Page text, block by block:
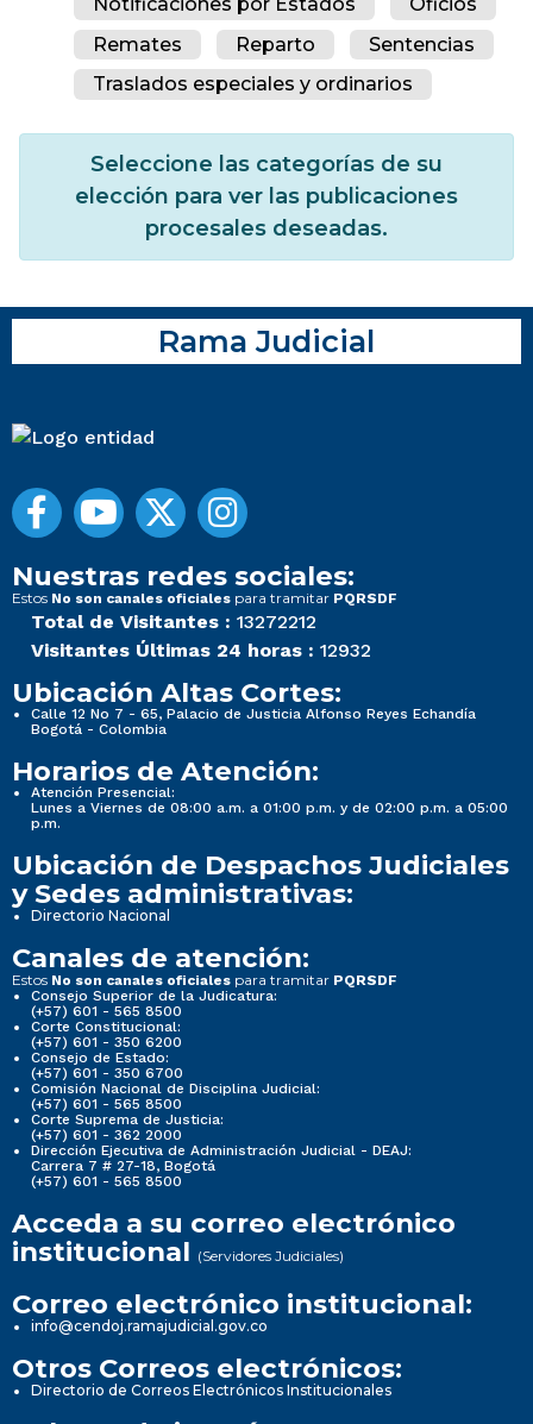
Notificaciones por Estados
Oficios
Remates
Reparto
Sentencias
Traslados especiales y ordinarios
Seleccione las categorías de su
elección para ver las publicaciones
procesales deseadas.
Rama Judicial
Nuestras redes sociales:
Estos No son canales oficiales para tramitar PQRSDF
Total de Visitantes : 13272212
Visitantes Últimas 24 horas : 12932
Ubicación Altas Cortes:
Calle 12 No 7 - 65, Palacio de Justicia Alfonso Reyes Echandía
Bogotá - Colombia
Horarios de Atención:
Atención Presencial:
Lunes a Viernes de 08:00 a.m. a 01:00 p.m. y de 02:00 p.m. a 05:00
p.m.
Ubicación de Despachos Judiciales
y Sedes administrativas:
Directorio Nacional
Canales de atención:
Estos No son canales oficiales para tramitar PQRSDF
Consejo Superior de la Judicatura:
(+57) 601 - 565 8500
Corte Constitucional:
(+57) 601 - 350 6200
Consejo de Estado:
(+57) 601 - 350 6700
Comisión Nacional de Disciplina Judicial:
(+57) 601 - 565 8500
Corte Suprema de Justicia:
(+57) 601 - 362 2000
Dirección Ejecutiva de Administración Judicial - DEAJ:
Carrera 7 # 27-18, Bogotá
(+57) 601 - 565 8500
Acceda a su correo electrónico
institucional (Servidores Judiciales)
Correo electrónico institucional:
info@cendoj.ramajudicial.gov.co
Otros Correos electrónicos:
Directorio de Correos Electrónicos Institucionales